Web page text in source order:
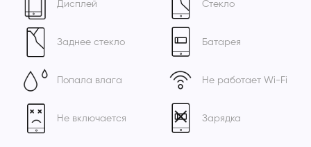
Дисплей Стекло
Заднее стекло Батарея
Попала влага Не работает Wi-Fi
Не включается Зарядка